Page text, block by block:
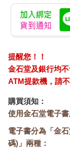
提醒您！！
金石堂及銀行均
ATM提款機，請
購買須知：
使用金石堂電子
電子書分為「金
碼)」兩種：